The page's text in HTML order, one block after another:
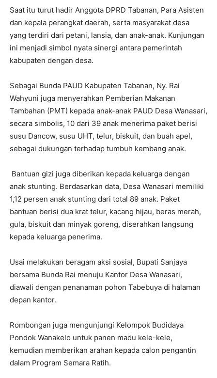
Saat itu turut hadir Anggota DPRD Tabanan, Para Asisten
dan kepala perangkat daerah, serta masyarakat desa
yang terdiri dari petani, lansia, dan anak-anak. Kunjungan
ini menjadi simbol nyata sinergi antara pemerintah
kabupaten dengan desa.
Sebagai Bunda PAUD Kabupaten Tabanan, Ny. Rai
Wahyuni juga menyerahkan Pemberian Makanan
Tambahan (PMT) kepada anak-anak PAUD Desa Wanasari,
secara simbolis, 10 dari 39 anak menerima paket berisi
susu Dancow, susu UHT, telur, biskuit, dan buah apel,
sebagai dukungan terhadap tumbuh kembang anak.
Bantuan gizi juga diberikan kepada keluarga dengan
anak stunting. Berdasarkan data, Desa Wanasari memiliki
1,12 persen anak stunting dari total 89 anak. Paket
bantuan berisi dua krat telur, kacang hijau, beras merah,
gula, biskuit dan minyak goreng, diserahkan langsung
kepada keluarga penerima.
Usai melakukan beragam aksi sosial, Bupati Sanjaya
bersama Bunda Rai menuju Kantor Desa Wanasari,
diawali dengan penanaman pohon Tabebuya di halaman
depan kantor.
Rombongan juga mengunjungi Kelompok Budidaya
Pondok Wanakelo untuk panen madu kele-kele,
kemudian memberikan arahan kepada calon pengantin
dalam Program Semara Ratih.